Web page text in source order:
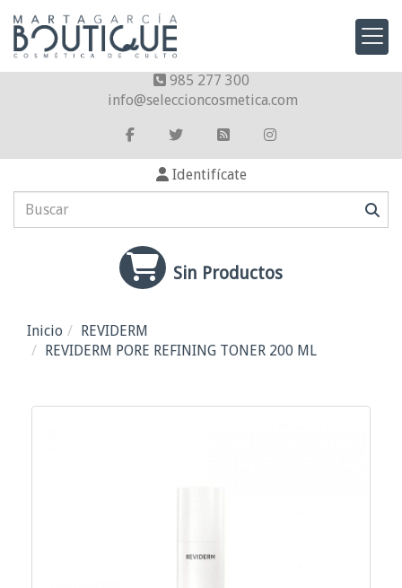
985 277 300
info
seleccioncosmetica.com
Identifícate
Sin Productos
Inicio
REVIDERM
REVIDERM PORE REFINING TONER 200 ML